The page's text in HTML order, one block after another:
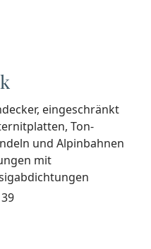
eingeschränkt
Ton-
und Alpinbahnen
mit